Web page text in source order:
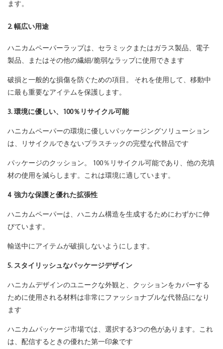
ます。
2. 幅広い用途
ハニカムペーパーラップは、セラミックまたはガラス製品、電子
製品、またはその他の繊細/脆弱なラップに使用できます
破損と一般的な損傷を防ぐための項目。 それを使用して、移動中
に最も重要なアイテムを保護します。
3. 環境に優しい、100％リサイクル可能
ハニカムペーパーの環境に優しいパッケージングソリューション
は、リサイクルできないプラスチックの完璧な代替品です
パッケージのクッション。 100％リサイクル可能であり、他の充填
材の使用を減らします。これは環境に適しています。
4 強力な保護と優れた拡張性
ハニカムペーパーは、ハニカム構造を生成するためにわずかに伸
びています。
輸送中にアイテムが破損しないようにします。
5. スタイリッシュなパッケージデザイン
ハニカムデザインのユニークな外観と、クッションをカバーする
ために使用される材料は非常にファッショナブルな代替品になり
ます
ハニカムパッケージ市場では、選択する3つの色があります。これ
は、配信するときの優れた第一印象です